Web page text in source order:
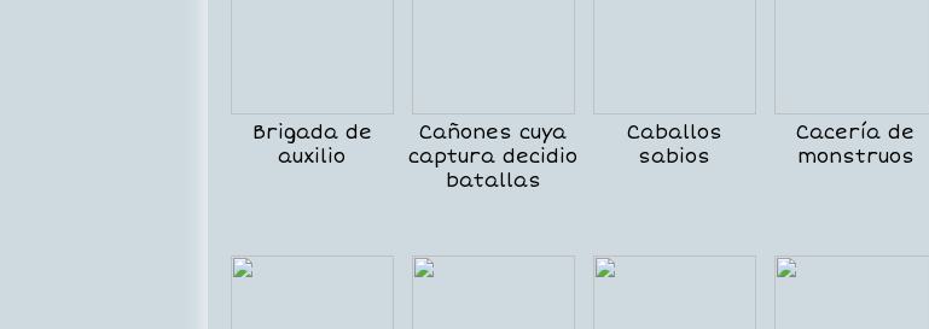
Brigada de
auxilio
Cañones cuya
captura decidio
batallas
Caballos
sabios
Cacería de
monstruos